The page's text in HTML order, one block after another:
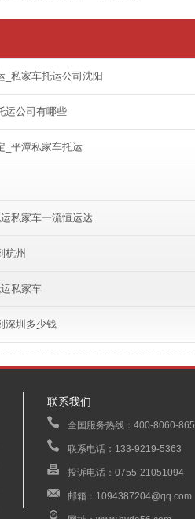
_私家车托运公司沈阳
运公司有哪些
_平潭私家车托运
私家车一流恒运达
杭州
私家车
深圳多少钱
联系我们
全国服务热线：400-8060-865
联系电话：133-9219-5363
投诉电话：0755-21051094
邮箱：1094387204@qq.com